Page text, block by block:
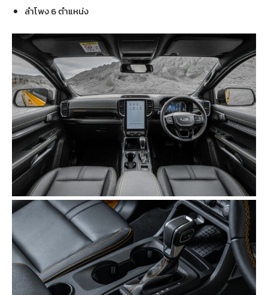
ลำโพง 6 ตำแหน่ง